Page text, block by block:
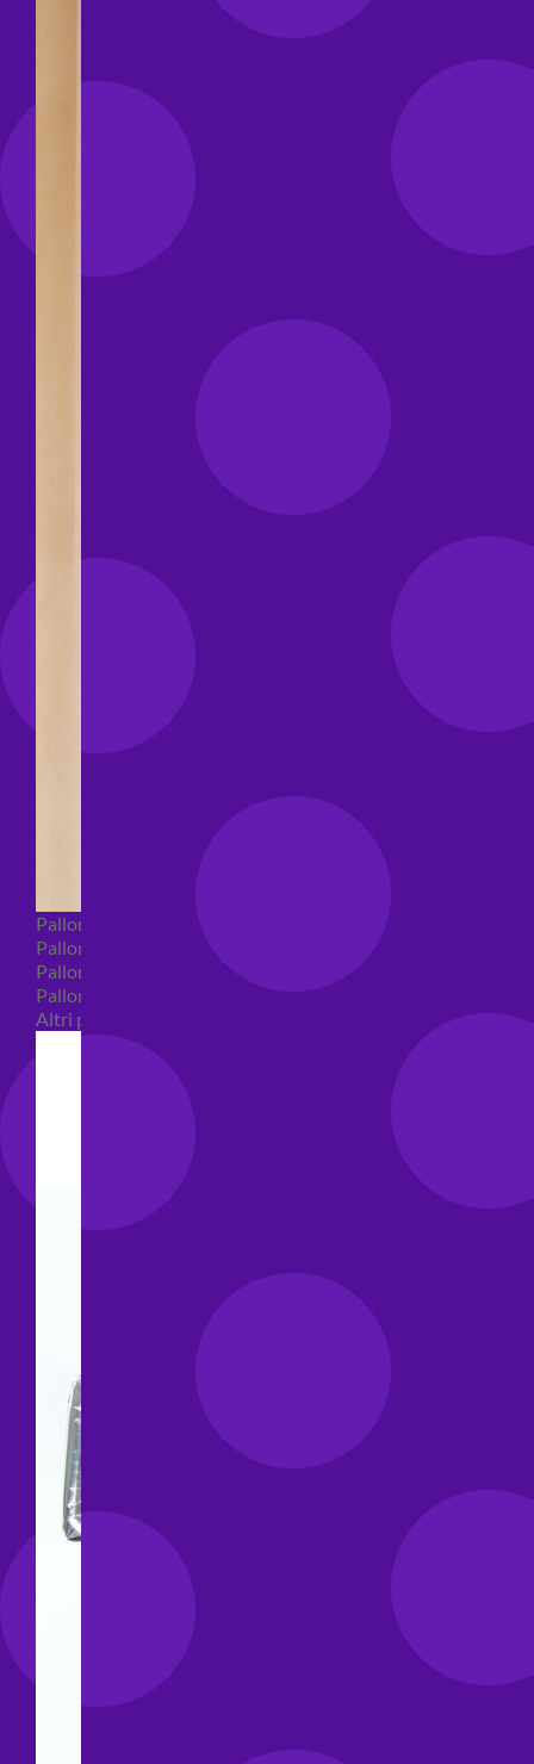
Palloncini Bubble
Palloncini numeri e lettere
Palloncini numeri e lettere piccoli
Palloncini numeri e lettere grandi
Altri palloncini numeri e lettere